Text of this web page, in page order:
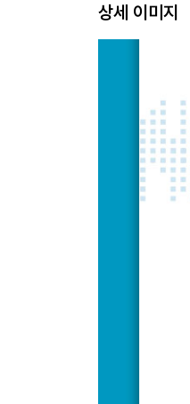
1~3회 Word Test
실전모의고사
Dictation Test
실전 유형 분석
상세 이미지